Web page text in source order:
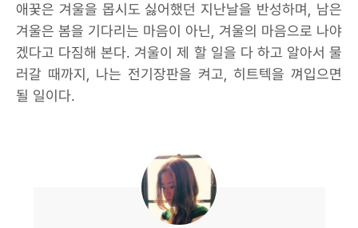
애꿎은 겨울을 몹시도 싫어했던 지난날을 반성하며, 남은
겨울은 봄을 기다리는 마음이 아닌, 겨울의 마음으로 나야
겠다고 다짐해 본다. 겨울이 제 할 일을 다 하고 알아서 물
러갈 때까지, 나는 전기장판을 켜고, 히트텍을 껴입으면
될 일이다.